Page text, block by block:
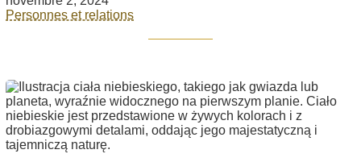
Personnes et relations